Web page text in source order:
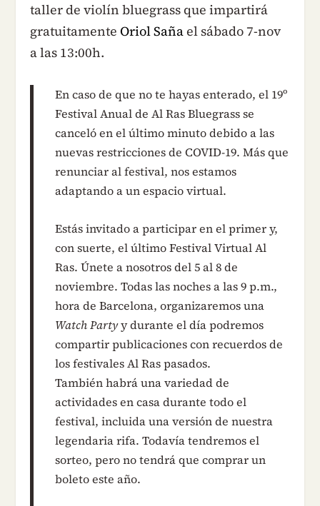
taller de violín bluegrass que impartirá
gratuitamenteOriol Sañael sábado 7-nov
a las 13:00h.
En caso de que no te hayas enterado, el 19º
Festival Anual de Al Ras Bluegrass se
canceló en el último minuto debido a las
nuevas restricciones de COVID-19. Más que
renunciar al festival, nos estamos
adaptando a un espacio virtual.
Estás invitado a participar en el primer y,
con suerte, el último Festival Virtual Al
Ras. Únete a nosotros del 5 al 8 de
noviembre. Todas las noches a las 9 p.m.,
hora de Barcelona, ​​organizaremos una
Watch Partyy durante el día podremos
compartir publicaciones con recuerdos de
los festivales Al Ras pasados.
También habrá una variedad de
actividades en casa durante todo el
festival, incluida una versión de nuestra
legendaria rifa. Todavía tendremos el
sorteo, pero no tendrá que comprar un
boleto este año.